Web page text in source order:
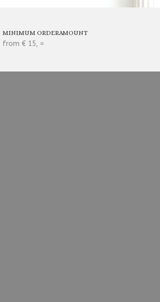
MINIMUM ORDERAMOUNT
from € 15, =